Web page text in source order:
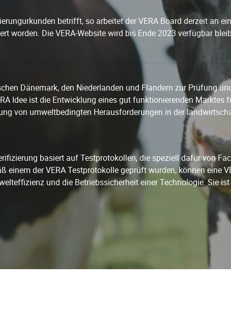
betrifft, so arbeitet der VERA Board derzeit an
worden. Die VERA-Website wird bis Ende 2023 verfügbar
Dänemark, den Niederlanden und Flandern zur Prüfung
Idee ist die Entwicklung eines gut funktionierenden
von umweltbedingten Herausforderungen in der
basiert auf Testprotokollen, die speziell dafür von
einem der VERA Testprotokolle geprüft wurden, können eine
und die Betriebssicherheit einer Technologie. Sie